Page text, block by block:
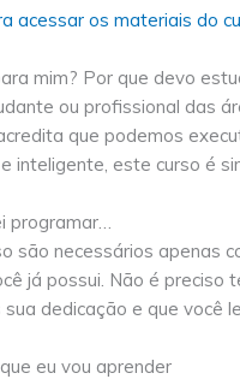
acessar os materiais do
mim? Por que devo
ou profissional das
que podemos
inteligente, este curso é
programar…
são necessários apenas
já possui. Não é preciso
dedicação e que você
eu vou aprender